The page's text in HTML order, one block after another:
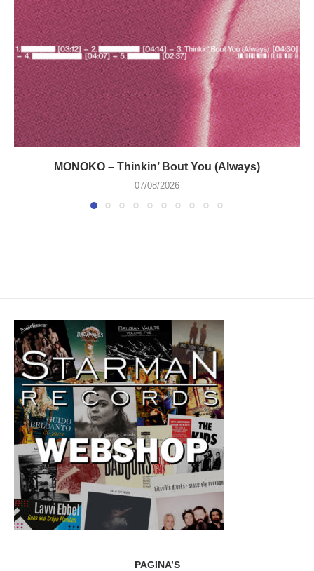
MONOKO – Thinkin’ Bout You (Always)
07/08/2026
PAGINA’S